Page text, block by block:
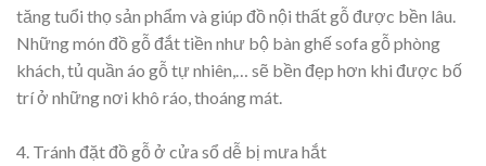
tăng tuổi thọ sản phẩm và giúp đồ nội thất gỗ được bền lâu.
Những món đồ gỗ đắt tiền như bộ bàn ghế sofa gỗ phòng
khách, tủ quần áo gỗ tự nhiên,… sẽ bền đẹp hơn khi được bố
trí ở những nơi khô ráo, thoáng mát.
4. Tránh đặt đồ gỗ ở cửa sổ dễ bị mưa hắt